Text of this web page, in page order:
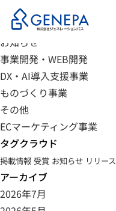
カテゴリ
未分類
お知らせ
事業開発・WEB開発
DX・AI導入支援事業
ものづくり事業
その他
ECマーケティング事業
タグクラウド
掲載情報 受賞 お知らせ リリース
アーカイブ
2026年7月